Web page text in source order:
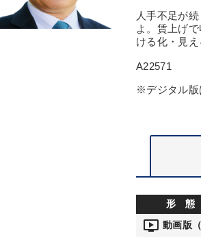
人手不足が
よ。賃上げ
ける化・見え
A22571
※デジタル版
形 態
ondemand_video 動画版